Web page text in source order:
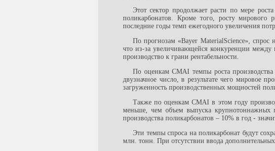
Этот сектор продолжает расти по мере
поликарбонатов. Кроме того, росту мирового
последние годы темп ежегодного увеличения
По прогнозам «Bayer MaterialScience»,
что из-за увеличивающейся конкуренции
производство к грани рентабельности.
По оценкам CMAI темпы роста производства
двузначное число, в результате чего мировое
загруженность производственных мощностей
Также по оценкам CMAI в этом году
меньше, чем объем выпуска
производства поликарбонатов – 10% в год -
Эти темпы спроса на поликарбонат будут
млн. тонн. При отсутствии ввода